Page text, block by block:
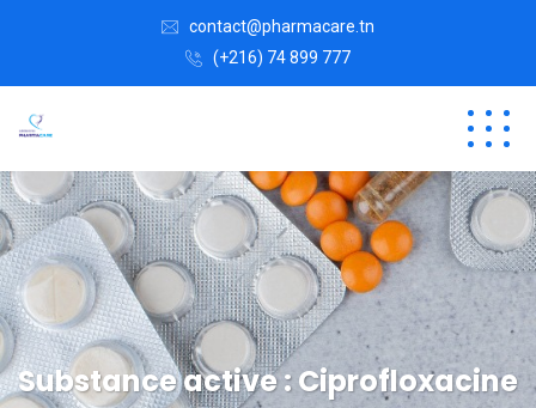
contact@pharmacare.tn
(+216) 74 899 777
Substance active :Ciprofloxacine